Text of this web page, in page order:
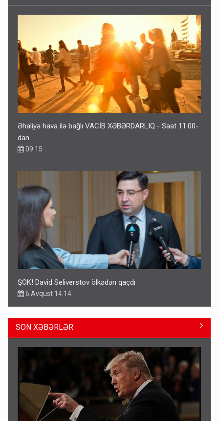
Əhaliyə hava ilə bağlı VACİB XƏBƏRDARLIQ - Saat 11:00-
dan…
09:15
ŞOK! David Seliverstov ölkədən qaçdı
6 Avqust 14:14
SON XƏBƏRLƏR